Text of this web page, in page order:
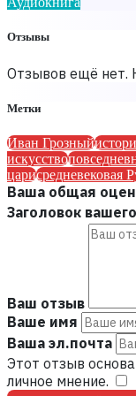
Отзывы
Отзывов ещё нет.
Метки
Иван Грозный
искусство
царисредневековая
Ваша общая
Заголовок
Ваш отзыв
Ваше имя
Ваша эл.почта
Этот отзыв
личное мнение.